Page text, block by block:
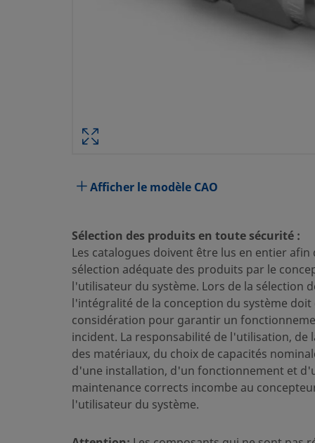
Matériau du corps
10)
Dimension du raccordement 1
12 mm
Type du raccordement 1
Raccord
Dimension du raccordement 2
12 mm
Type du raccordement 2
Raccord
Pression de tarage
0,69 bar (0,069
Afficher le modèle CAO
Sélection des produits en toute sécurité :
Les catalogues doivent être lus en entier
sélection adéquate des produits par le
l'utilisateur du système. Lors de la sélection
l'intégralité de la conception du système doit
considération pour garantir un
incident. La responsabilité de l'utilisation, de
des matériaux, du choix de capacités
d'une installation, d'un fonctionnement et
maintenance corrects incombe au
l'utilisateur du système.